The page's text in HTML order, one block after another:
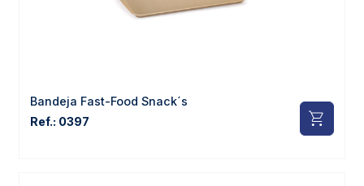
Bandeja Fast-Food Snack´s
Ref.: 0397